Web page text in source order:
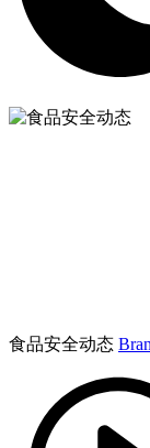
食品安全动态